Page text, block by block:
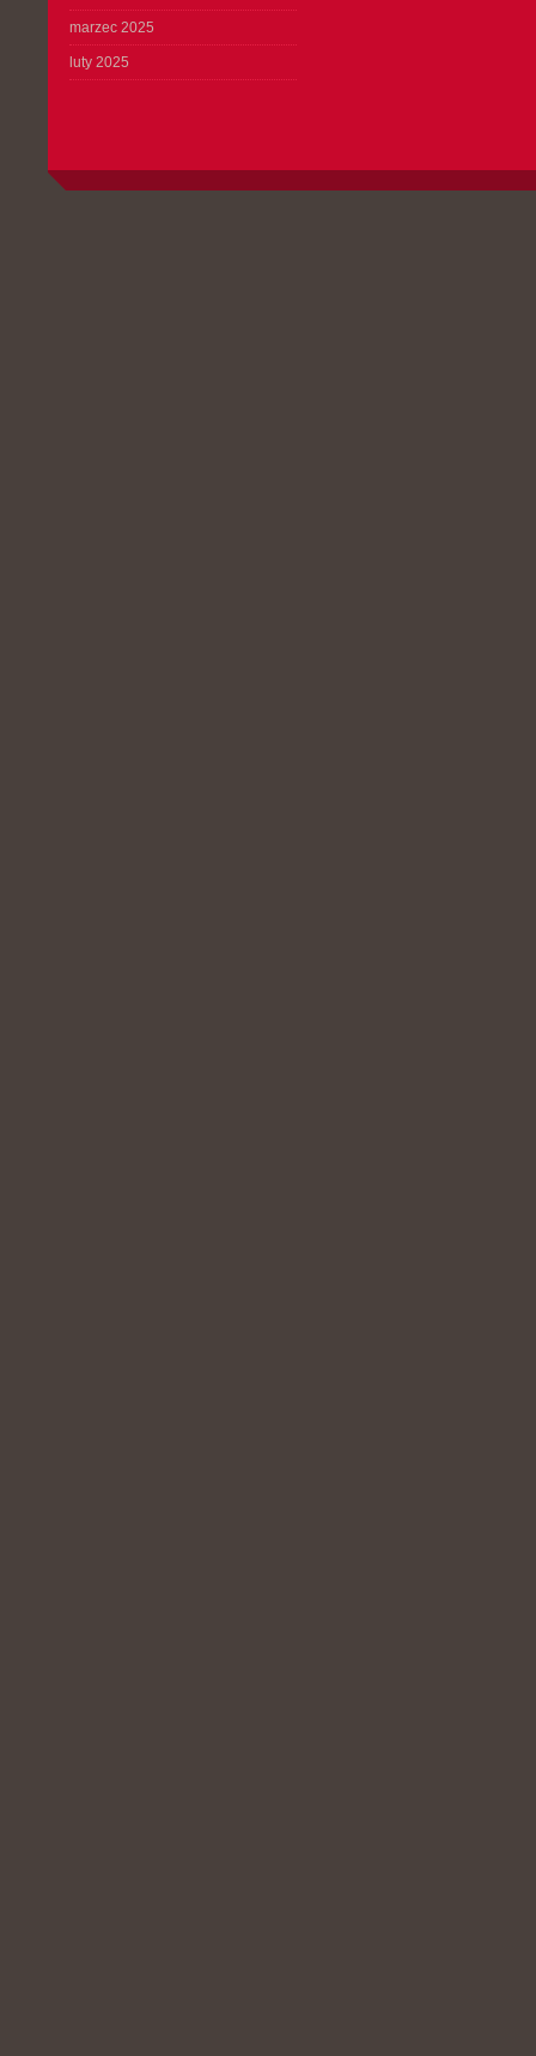
marzec 2025
luty 2025